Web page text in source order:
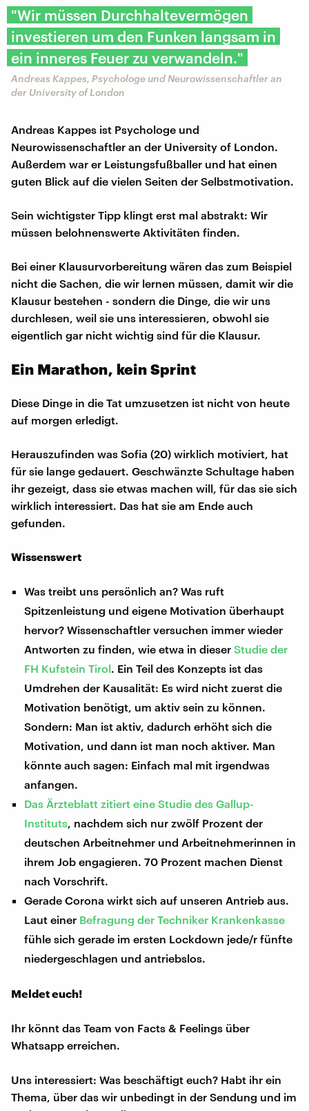
"Wir müssen Durchhaltevermögen
investieren um den Funken langsam in
ein inneres Feuer zu verwandeln."
Andreas Kappes, Psychologe und Neurowissenschaftler an
der University of London
Andreas Kappes ist Psychologe und
Neurowissenschaftler an der University of London.
Außerdem war er Leistungsfußballer und hat einen
guten Blick auf die vielen Seiten der Selbstmotivation.
Sein wichtigster Tipp klingt erst mal abstrakt: Wir
müssen belohnenswerte Aktivitäten finden.
Bei einer Klausurvorbereitung wären das zum Beispiel
nicht die Sachen, die wir lernen müssen, damit wir die
Klausur bestehen - sondern die Dinge, die wir uns
durchlesen, weil sie uns interessieren, obwohl sie
eigentlich gar nicht wichtig sind für die Klausur.
Ein Marathon, kein Sprint
Diese Dinge in die Tat umzusetzen ist nicht von heute
auf morgen erledigt.
Herauszufinden was Sofia (20) wirklich motiviert, hat
für sie lange gedauert. Geschwänzte Schultage haben
ihr gezeigt, dass sie etwas machen will, für das sie sich
wirklich interessiert. Das hat sie am Ende auch
gefunden.
Wissenswert
Was treibt uns persönlich an? Was ruft
Spitzenleistung und eigene Motivation überhaupt
hervor? Wissenschaftler versuchen immer wieder
Antworten zu finden, wie etwa in dieserStudie der
FH Kufstein Tirol. Ein Teil des Konzepts ist das
Umdrehen der Kausalität: Es wird nicht zuerst die
Motivation benötigt, um aktiv sein zu können.
Sondern: Man ist aktiv, dadurch erhöht sich die
Motivation, und dann ist man noch aktiver. Man
könnte auch sagen: Einfach mal mit irgendwas
anfangen.
Das Ärzteblatt zitiert eine Studie des Gallup-
Instituts , nachdem sich nur zwölf Prozent der
deutschen Arbeitnehmer und Arbeitnehmerinnen in
ihrem Job engagieren. 70 Prozent machen Dienst
nach Vorschrift.
Gerade Corona wirkt sich auf unseren Antrieb aus.
Laut einer Befragung der Techniker Krankenkasse
fühle sich gerade im ersten Lockdown jede/r fünfte
niedergeschlagen und antriebslos.
Meldet euch!
Ihr könnt das Team von Facts & Feelings über
Whatsapp erreichen.
Uns interessiert: Was beschäftigt euch? Habt ihr ein
Thema, über das wir unbedingt in der Sendung und im